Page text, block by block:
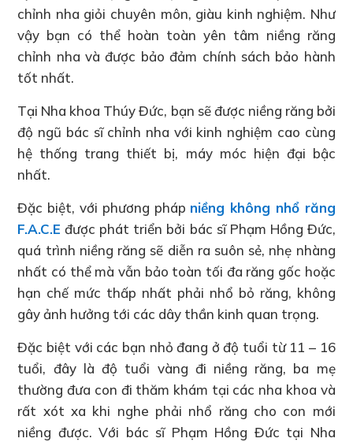
chỉnh nha giỏi chuyên môn, giàu kinh nghiệm. Như
vậy bạn có thể hoàn toàn yên tâm niềng răng
chỉnh nha và được bảo đảm chính sách bảo hành
tốt nhất.
Tại Nha khoa Thúy Đức, bạn sẽ được niềng răng bởi
độ ngũ bác sĩ chỉnh nha với kinh nghiệm cao cùng
hệ thống trang thiết bị, máy móc hiện đại bậc
nhất.
Đặc biệt, với phương pháp niềng không nhổ răng
F.A.C.E được phát triển bởi bác sĩ Phạm Hồng Đức,
quá trình niềng răng sẽ diễn ra suôn sẻ, nhẹ nhàng
nhất có thể mà vẫn bảo toàn tối đa răng gốc hoặc
hạn chế mức thấp nhất phải nhổ bỏ răng, không
gây ảnh hưởng tới các dây thần kinh quan trọng.
Đặc biệt với các bạn nhỏ đang ở độ tuổi từ 11 – 16
tuổi, đây là độ tuổi vàng đi niềng răng, ba mẹ
thường đưa con đi thăm khám tại các nha khoa và
rất xót xa khi nghe phải nhổ răng cho con mới
niềng được. Với bác sĩ Phạm Hồng Đức tại Nha